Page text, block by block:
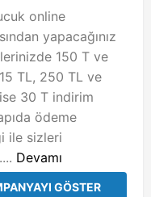
online
yapacağınız
150 T ve
TL, 250 TL ve
30 T indirim
ödeme
ile sizleri
Devamı
GÖSTER